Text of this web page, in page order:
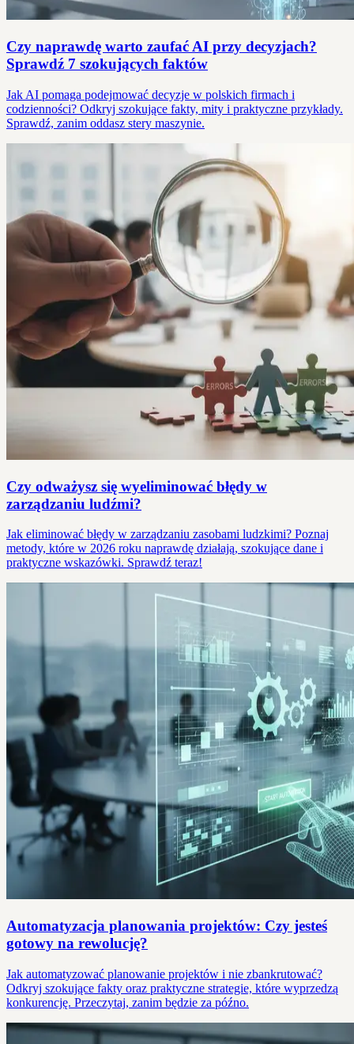
Czy naprawdę warto zaufać AI przy decyzjach?
Sprawdź 7 szokujących faktów
Jak AI pomaga podejmować decyzje w polskich firmach i
codzienności? Odkryj szokujące fakty, mity i praktyczne przykłady.
Sprawdź, zanim oddasz stery maszynie.
Czy odważysz się wyeliminować błędy w
zarządzaniu ludźmi?
Jak eliminować błędy w zarządzaniu zasobami ludzkimi? Poznaj
metody, które w 2026 roku naprawdę działają, szokujące dane i
praktyczne wskazówki. Sprawdź teraz!
Automatyzacja planowania projektów: Czy jesteś
gotowy na rewolucję?
Jak automatyzować planowanie projektów i nie zbankrutować?
Odkryj szokujące fakty oraz praktyczne strategie, które wyprzedzą
konkurencję. Przeczytaj, zanim będzie za późno.